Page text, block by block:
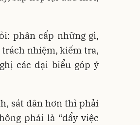
phân cấp những gì,
nhiệm, kiểm tra,
các đại biểu góp ý
sát dân hơn thì phải
phải là “đẩy việc